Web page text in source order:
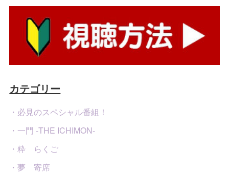
カテゴリー
・必見のスペシャル番組！
・一門 -THE ICHIMON-
・粋 らくご
・夢 寄席